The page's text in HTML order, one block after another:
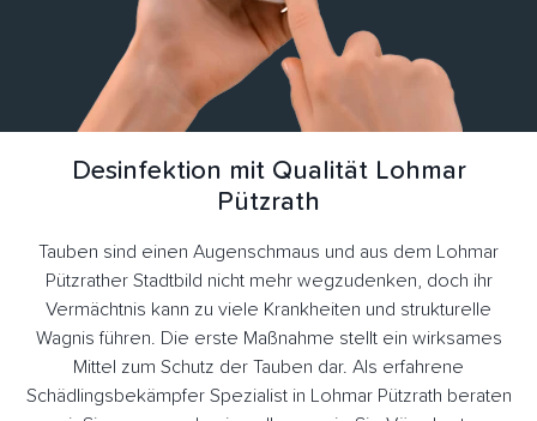
Desinfektion mit Qualität Lohmar
Pützrath
Tauben sind einen Augenschmaus und aus dem Lohmar
Pützrather Stadtbild nicht mehr wegzudenken, doch ihr
Vermächtnis kann zu viele Krankheiten und strukturelle
Wagnis führen. Die erste Maßnahme stellt ein wirksames
Mittel zum Schutz der Tauben dar. Als erfahrene
Schädlingsbekämpfer Spezialist in Lohmar Pützrath beraten